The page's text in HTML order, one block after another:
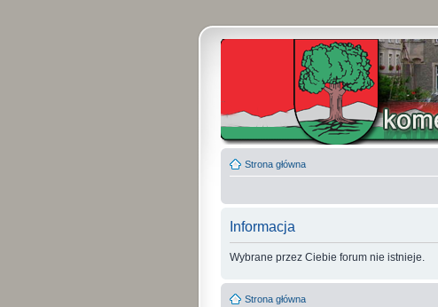
Strona główna
Informacja
Wybrane przez Ciebie forum nie istnieje.
Strona główna